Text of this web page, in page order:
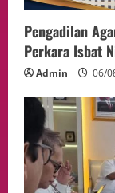
Pengadilan
Perkara Isbat
Admin 06/